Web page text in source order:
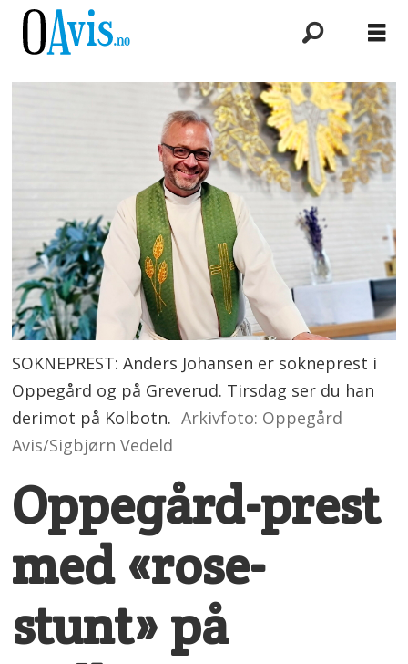
SOKNEPREST: Anders Johansen er sokneprest i
Oppegård og på Greverud. Tirsdag ser du han
derimot på Kolbotn. Arkivfoto: Oppegård
Avis/Sigbjørn Vedeld
Oppegård-prest
med «rose-
stunt» på